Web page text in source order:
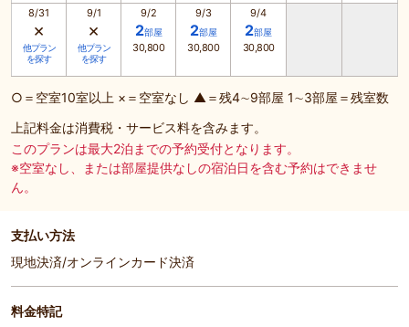
8/31
×
他プラン
を探す
9/1
×
他プラン
を探す
9/2
2部屋
30,800
9/3
2部屋
30,800
9/4
2部屋
30,800
○＝空室10室以上 ×＝空室なし ▲＝残4∼9部屋 1∼3部屋＝残室数
上記料金は消費税・サービス料を含みます。
このプランは最大2泊までの予約受付となります。
※空室なし、または部屋提供なしの宿泊日を含む予約はできませ
ん。
支払い方法
現地決済/オンラインカード決済
料金特記